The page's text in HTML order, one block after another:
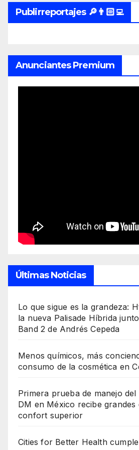
Publirreportajes 🔎👨🏻‍💻
Anunciantes Premium
Últimas Noticias
Lo que sigue es la grandeza:
la nueva Palisade Híbrida
Band 2 de Andrés Cepeda
Menos químicos, más
consumo de la cosmética en
Primera prueba de manejo
DM en México recibe
confort superior
Cities for Better Health